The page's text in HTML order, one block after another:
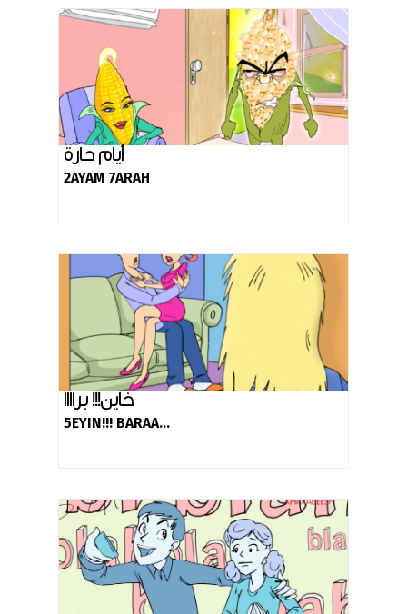
أيام حارة
2AYAM 7ARAH
خاين!!! براااا
5EYIN!!! BARAA...